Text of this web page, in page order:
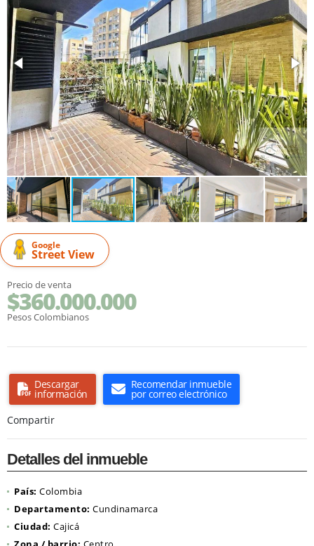
Google
Street View
Precio de venta
$360.000.000
Pesos Colombianos
Descargar
información
Recomendar inmueble
por correo electrónico
Compartir
Detalles del inmueble
País: Colombia
Departamento: Cundinamarca
Ciudad: Cajicá